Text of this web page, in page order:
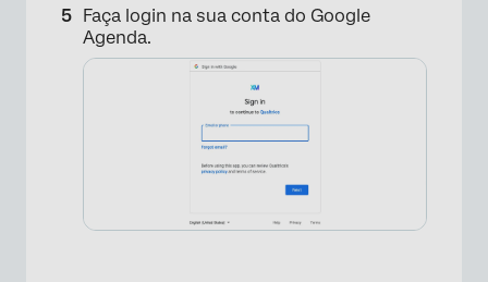
Faça login na sua conta do Google
Agenda.